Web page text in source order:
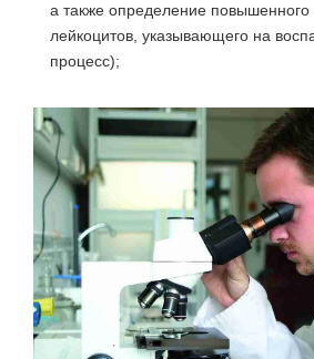
а также определение повышенного
лейкоцитов, указывающего на
процесс);